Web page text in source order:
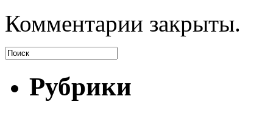
Комментарии закрыты.
Рубрики